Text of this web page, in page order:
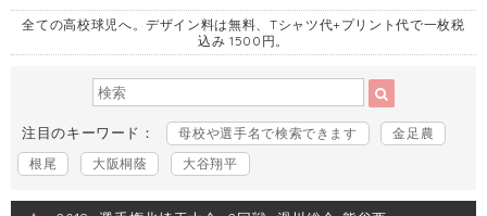
全ての高校球児へ。デザイン料は無料、Tシャツ代+プリント代で一枚税
込み 1500円。
注目のキーワード： 母校や選手名で検索できます
金足農
根尾
大阪桐蔭 大谷翔平